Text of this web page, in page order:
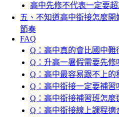
高中先修不代表一定要
五、不知道高中銜接怎麼
節奏
FAQ
Q：高中真的會比國中難
Q：升高一暑假需要先修
Q：高中最容易跟不上的
Q：高中銜接一定要補習
Q：高中銜接補習班怎麼
Q：高中銜接線上課程適